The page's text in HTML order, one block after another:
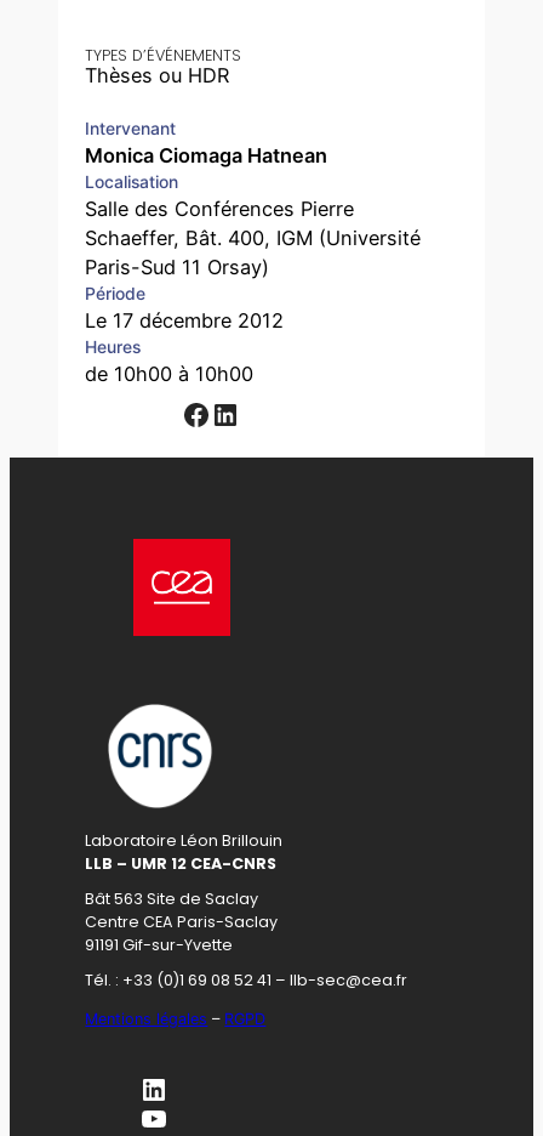
TYPES D’ÉVÉNEMENTS
Thèses ou HDR
Intervenant
Monica Ciomaga Hatnean
Localisation
Salle des Conférences Pierre
Schaeffer, Bât. 400, IGM (Université
Paris-Sud 11 Orsay)
Période
Le 17 décembre 2012
Heures
de 10h00 à 10h00
Facebook LinkedIn
Laboratoire Léon Brillouin
LLB – UMR 12 CEA-CNRS
Bât 563 Site de Saclay
Centre CEA Paris-Saclay
91191 Gif-sur-Yvette
Tél. : +33 (0)1 69 08 52 41 – llb-sec@cea.fr
Mentions légales – RGPD
LinkedIn
YouTube